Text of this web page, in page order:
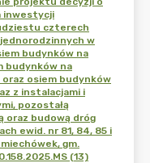
inwestycji
czterech
w
budynków na
budynków na
oraz osiem budynków
z instalacjami i
pozostałą
budową dróg
ewid. nr 81, 84, 85 i
gm.
(13)